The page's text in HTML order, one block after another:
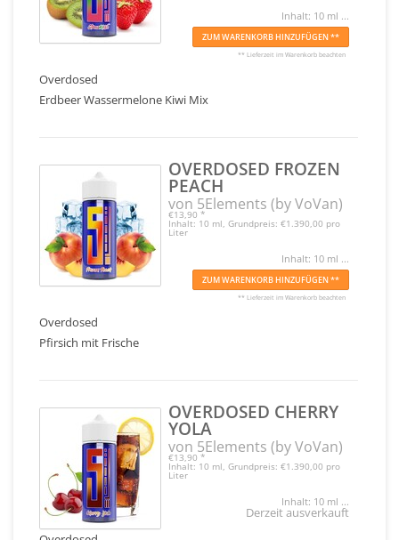
Inhalt: 10 ml ...
ZUM WARENKORB HINZUFÜGEN **
** Lieferzeit im Warenkorb beachten
Overdosed
Erdbeer Wassermelone Kiwi Mix
OVERDOSED FROZEN
PEACH
von 5Elements (by VoVan)
€13,90 *
Inhalt: 10 ml, Grundpreis: €1.390,00 pro
Liter
Inhalt: 10 ml ...
ZUM WARENKORB HINZUFÜGEN **
** Lieferzeit im Warenkorb beachten
Overdosed
Pfirsich mit Frische
OVERDOSED CHERRY
YOLA
von 5Elements (by VoVan)
€13,90 *
Inhalt: 10 ml, Grundpreis: €1.390,00 pro
Liter
Inhalt: 10 ml ...
Derzeit ausverkauft